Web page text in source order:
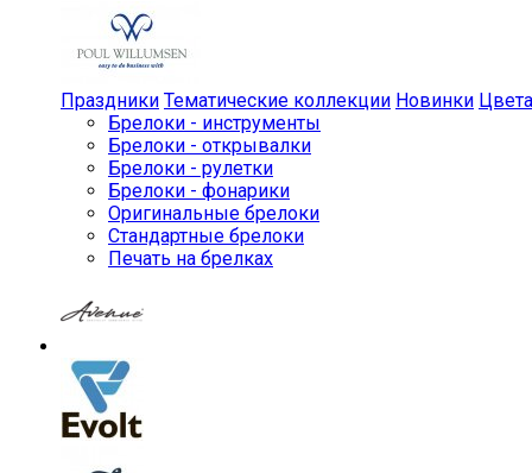
Праздники Тематические коллекции Новинки Цвета
Брелоки - инструменты
Брелоки - открывалки
Брелоки - рулетки
Брелоки - фонарики
Оригинальные брелоки
Стандартные брелоки
Печать на брелках